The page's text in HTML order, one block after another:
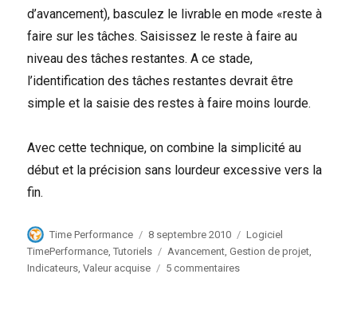
d’avancement), basculez le livrable en mode «reste à
faire sur les tâches. Saisissez le reste à faire au
niveau des tâches restantes. A ce stade,
l’identification des tâches restantes devrait être
simple et la saisie des restes à faire moins lourde.
Avec cette technique, on combine la simplicité au
début et la précision sans lourdeur excessive vers la
fin.
Auteur
Time Performance
Publié
le
8 septembre 2010 Catégories
Logiciel
TimePerformance,Tutoriels Étiquettes
Avancement,Gestion de projet,
Indicateurs,Valeur acquise 5 commentairessur